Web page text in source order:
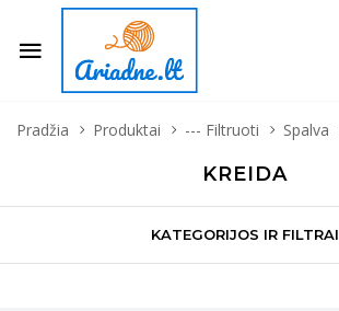
Pradžia Produktai --- Filtruoti Spalva
KREIDA
KATEGORIJOS IR FILTRAI